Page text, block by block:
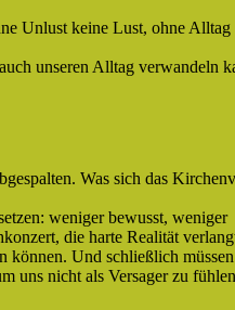
Unlust keine Lust, ohne Alltag
unseren Alltag verwandeln
Was sich das
weniger bewusst, weniger
die harte Realität
können. Und schließlich
uns nicht als Versager zu